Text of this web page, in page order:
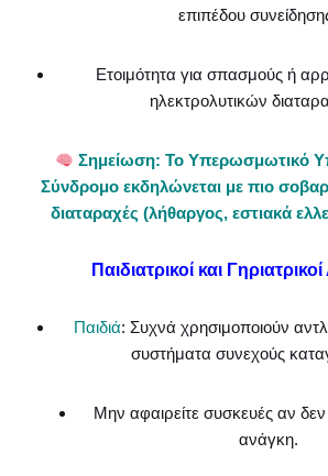
επιπέδου
Ετοιμότητα για σπασμούς ή
ηλεκτρολυτικών
Σημείωση: Το Υπερωσμωτικό
Σύνδρομο εκδηλώνεται με πιο
διαταραχές (λήθαργος, εστιακά
Παιδιατρικοί και
Παιδιά: Συχνά χρησιμοποιούν
συστήματα συνεχούς
Μην αφαιρείτε συσκευές αν δεν
ανάγκη.